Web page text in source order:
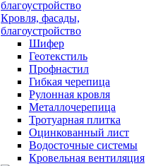
Кровля, фасады,
благоустройство
Шифер
Геотекстиль
Профнастил
Гибкая черепица
Рулонная кровля
Металлочерепица
Тротуарная плитка
Оцинкованный лист
Водосточные системы
Кровельная вентиляция